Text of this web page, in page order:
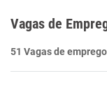
Vagas de
51 Vagas de